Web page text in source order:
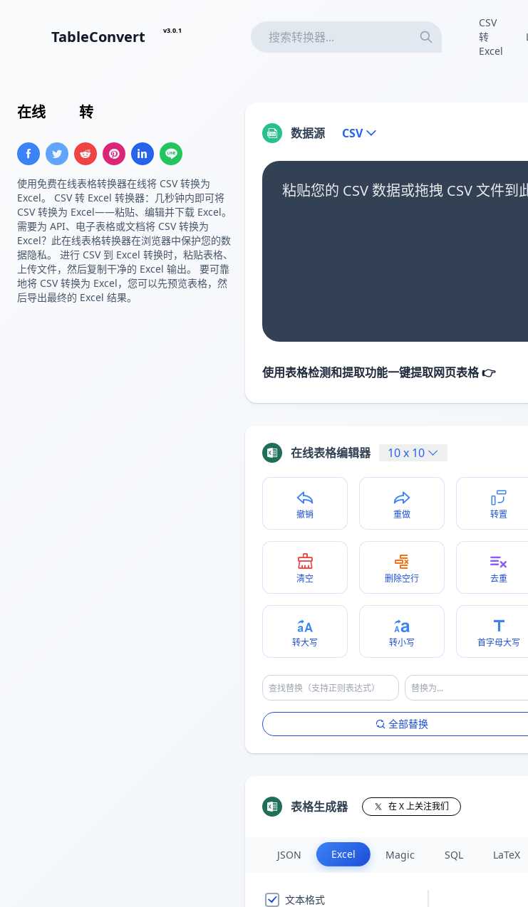
TableConvert v3.0.1
CSV
转
Excel
在线 转
使用免费在线表格转换器在线将 CSV 转换为
Excel。 CSV 转 Excel 转换器：几秒钟内即可将
CSV 转换为 Excel——粘贴、编辑并下载 Excel。
需要为 API、电子表格或文档将 CSV 转换为
Excel？此在线表格转换器在浏览器中保护您的数
据隐私。 进行 CSV 到 Excel 转换时，粘贴表格、
上传文件，然后复制干净的 Excel 输出。 要可靠
地将 CSV 转换为 Excel，您可以先预览表格，然
后导出最终的 Excel 结果。
数据源 CSV
粘贴您的 CSV 数据或拖拽 CSV 文件到
使用表格检测和提取功能一键提取网页表格 👉
在线表格编辑器 10x 10
撤销 重做 转置
清空 删除空行 去重
转大写 转小写 首字母大写
全部替换
表格生成器 在 X 上关注我们
JSON Excel Magic SQL LaTeX
文本格式